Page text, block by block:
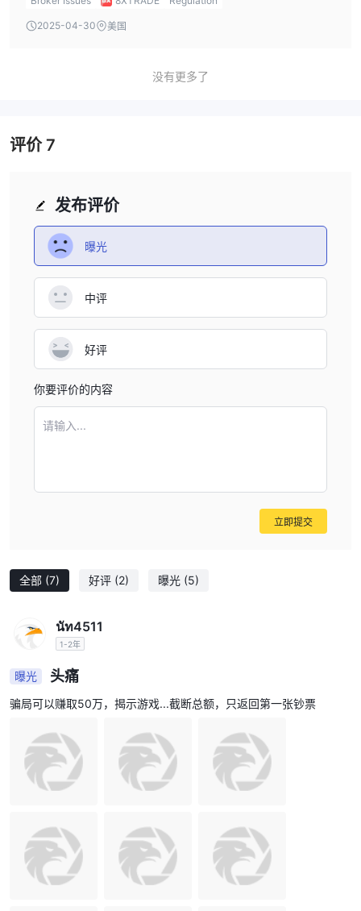
2025-04-30 美国
没有更多了
全部 (7) 好评 (2) 曝光 (5)
นัท4511
1-2年
曝光 头痛
骗局可以赚取50万，揭示游戏...截断总额，只返回第一张钞票
发布评价
曝光
中评
好评
你要评价的内容
请输入...
立即提交
评价7